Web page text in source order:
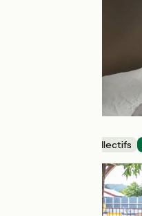
Hébergements collectifs